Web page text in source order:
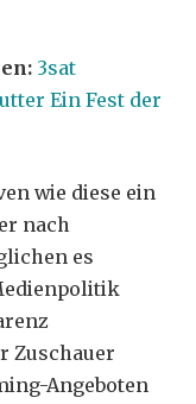
3sat
Ein Fest der
wie diese ein
nach
es
Zuschauer
Angeboten